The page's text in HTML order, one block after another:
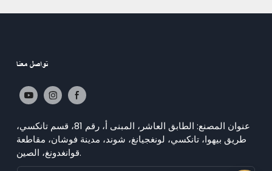
تواصل معنا
عنوان المصنع: الطابق العاشر، المبنى أ، رقم 81، قسم تانكسي،
طريق بيهوا، تانكسي، لونغجيانغ، شوند، مدينة فوشان، مقاطعة
قوانغدونغ، الصين.